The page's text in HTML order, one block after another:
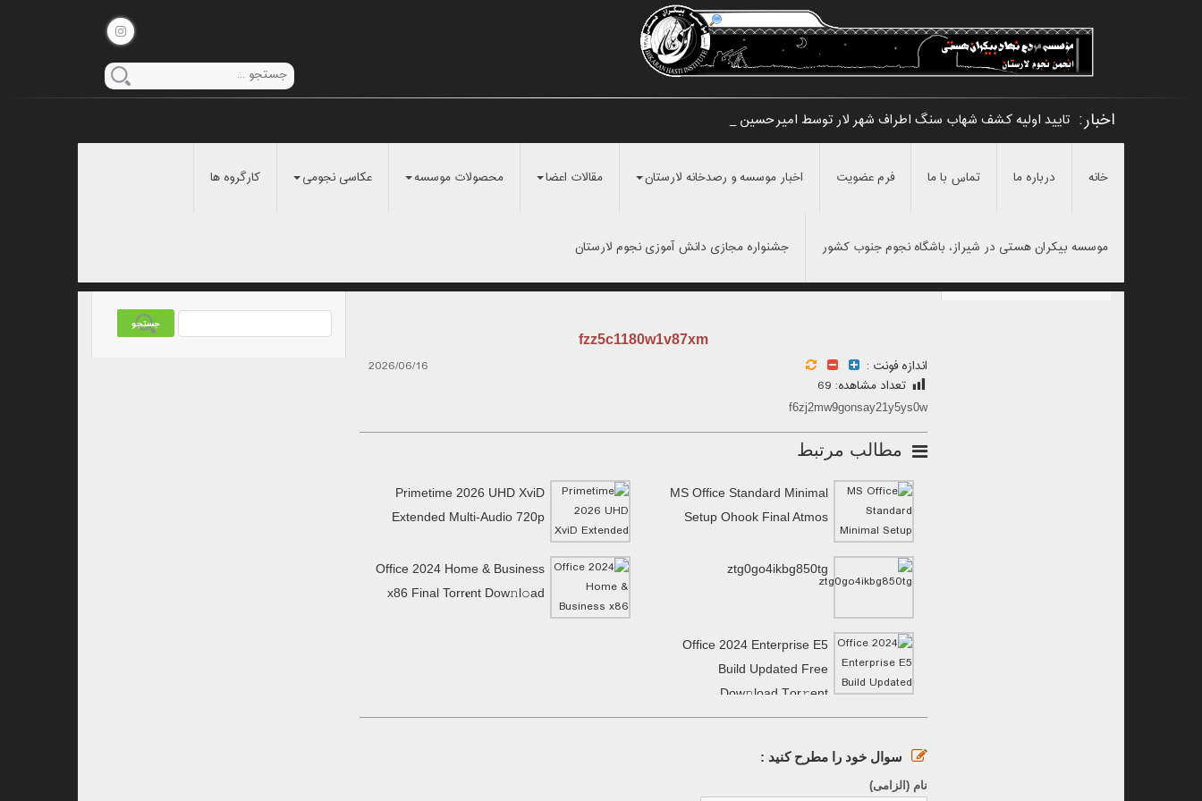
اخبار: تایید اولیه کشف شهاب سنگ اطراف شهر لار توسط امیرحسین مراد_
خانه درباره ما تماس با ما فرم عضویت اخبار موسسه و رصدخانه لارستان مقالات اعضا محصولات موسسه عکاسی نجومی کارگروه ها
موسسه بیکران هستی در شیراز، باشگاه نجوم جنوب کشور جشنواره مجازی دانش آموزی نجوم لارستان
fzz5c1180w1v87xm
اندازه فونت :
2026/06/16
تعداد مشاهده: 69
f6zj2mw9gonsay21y5ys0w
مطالب مرتبط
MS Office Standard Minimal
Setup Ohook Final Atmos
Primetime 2026 UHD XviD
Extended Multi-Audio 720p
ztg0go4ikbg850tg
Office 2024 Home & Business
x86 Final Torr𝐞nt Dow𝚗l𝚘аd
Office 2024 Enterprise E5
Build Updated Frее
Dow𝚗load Tоr𝚛ent
سوال خود را مطرح کنید :
نام (الزامی)